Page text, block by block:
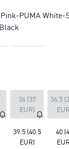
PUMA
36 (37
EUR)
36.5
39.5 (40.5
EUR)
40